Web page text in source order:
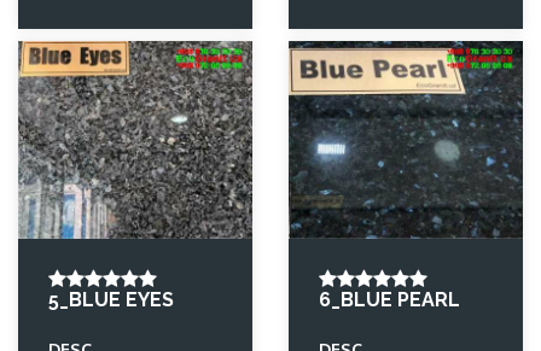
5_BLUE EYES 6_BLUE PEARL